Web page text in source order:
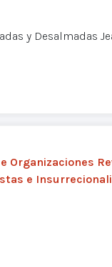
y Desalmadas
Organizaciones
e